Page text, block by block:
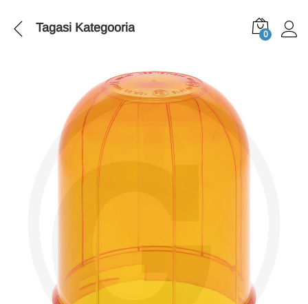
Tagasi Kategooria 0